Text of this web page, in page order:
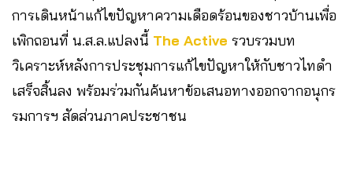
การเดินหน้าแก้ไขปัญหาความเดือดร้อนของชาวบ้านเพื่อ
เพิกถอนที่ น.ส.ล.แปลงนี้ The Active รวบรวมบท
วิเคราะห์หลังการประชุมการแก้ไขปัญหาให้กับชาวไทดำ
เสร็จสิ้นลง พร้อมร่วมกันค้นหาข้อเสนอทางออกจากอนุกร
รมการฯ สัดส่วนภาคประชาชน